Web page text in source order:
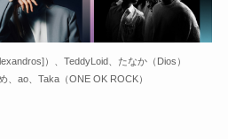
）、TeddyLoid、たなか（Dios）
、ao、Taka（ONE OK ROCK）